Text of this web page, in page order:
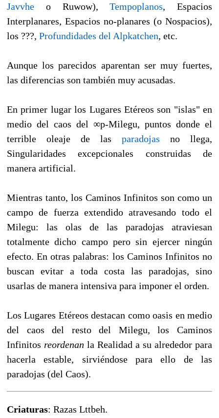
Javvhe o Ruwow),Tempoplanos, Espacios
Interplanares, Espacios no-planares (o Nospacios),
los ???, Profundidades del Alpkatchen, etc.
Aunque los parecidos aparentan ser muy fuertes,
las diferencias son también muy acusadas.
En primer lugar los Lugares Etéreos son "islas" en
medio del caos del ∞p-Milegu, puntos donde el
terrible oleaje de las paradojas no llega,
Singularidades excepcionales construidas de
manera artificial.
Mientras tanto, los Caminos Infinitos son como un
campo de fuerza extendido atravesando todo el
Milegu: las olas de las paradojas atraviesan
totalmente dicho campo pero sin ejercer ningún
efecto. En otras palabras: los Caminos Infinitos no
buscan evitar a toda costa las paradojas, sino
usarlas de manera intensiva para imponer el orden.
Los Lugares Etéreos destacan como oasis en medio
del caos del resto del Milegu, los Caminos
Infinitos reordenan la Realidad a su alrededor para
hacerla estable, sirviéndose para ello de las
paradojas (del Caos).
Criaturas: Razas Lttbeh.